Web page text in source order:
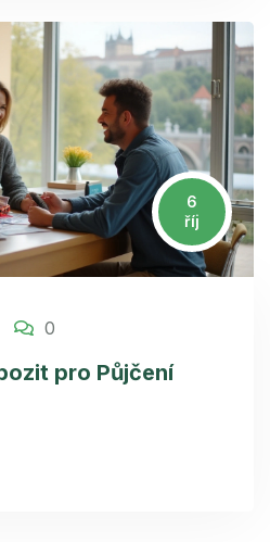
6
říj
0
pro Půjčení